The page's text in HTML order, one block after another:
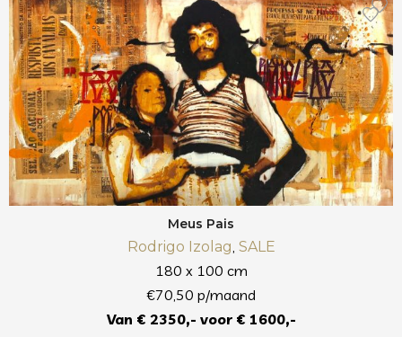
Meus Pais
Rodrigo Izolag SALE
180 x 100 cm
€70,50 p/maand
Van € 2350,- voor € 1600,-